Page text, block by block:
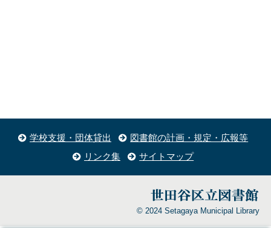
学校支援・団体貸出
図書館の計画・規定・広報等
リンク集
サイトマップ
© 2024 Setagaya Municipal Library